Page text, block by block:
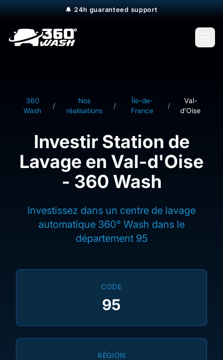
🔔 24h guaranteed support
360
Wash
/
Nos
réalisations
/
Île-de-
France
/
Val-
d'Oise
Investir Station de
Lavage en Val-d'Oise
- 360 Wash
Investissez dans un centre de lavage
automatique 360° Wash dans le
département 95
CODE
95
RÉGION